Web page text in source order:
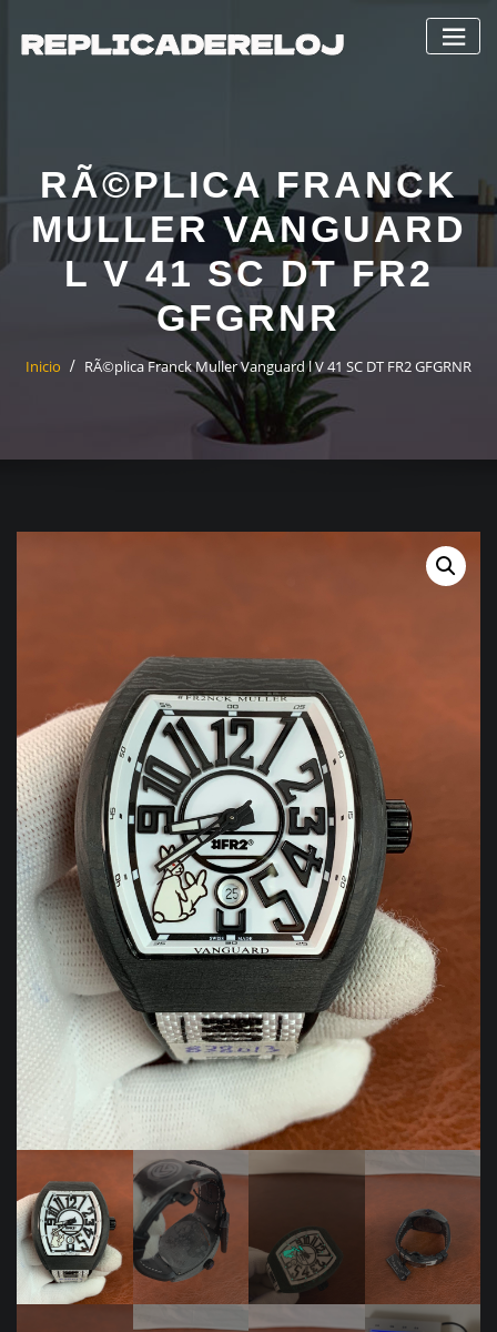
contenido
RÃ©PLICA FRANCK
MULLER VANGUARD
L V 41 SC DT FR2
GFGRNR
Inicio RÃ©plica Franck Muller Vanguard l V 41 SC DT FR2 GFGRNR